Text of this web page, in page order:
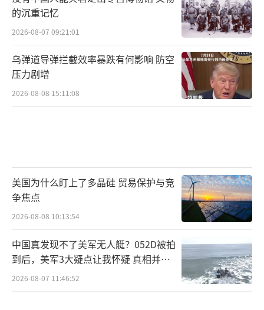
的沉重记忆
2026-08-07 09:21:01
乌弹道导弹拦截效率暴跌有何影响 防空
压力剧增
2026-08-08 15:11:08
美国为什么盯上了多晶硅 贸易保护与竞
争焦点
2026-08-08 10:13:54
中国真发现不了美军无人艇？052D被拍
到后，美军3大疑点让我怀疑 真相并非
如此
2026-08-07 11:46:52